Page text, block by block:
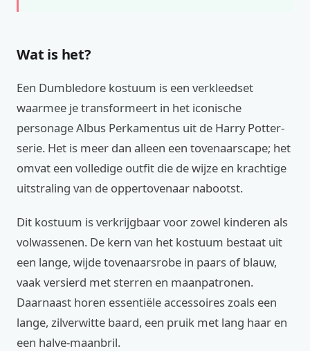
Wat is het?
Een Dumbledore kostuum is een verkleedset
waarmee je transformeert in het iconische
personage Albus Perkamentus uit de Harry Potter-
serie. Het is meer dan alleen een tovenaarscape; het
omvat een volledige outfit die de wijze en krachtige
uitstraling van de oppertovenaar nabootst.
Dit kostuum is verkrijgbaar voor zowel kinderen als
volwassenen. De kern van het kostuum bestaat uit
een lange, wijde tovenaarsrobe in paars of blauw,
vaak versierd met sterren en maanpatronen.
Daarnaast horen essentiële accessoires zoals een
lange, zilverwitte baard, een pruik met lang haar en
een halve-maanbril.